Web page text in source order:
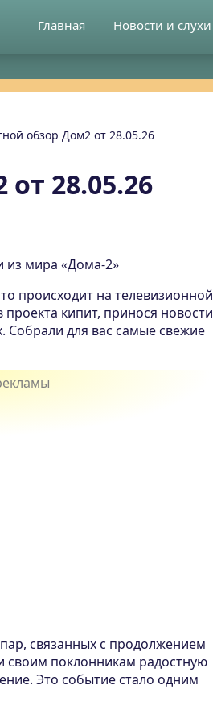
Главная Новости и слухи
обзор Дом2 от 28.05.26
28.05.26
из мира «Дома-2»
происходит на телевизионной
кипит, принося новости
Собрали для вас самые свежие
связанных с продолжением
своим поклонникам радостную
Это событие стало одним